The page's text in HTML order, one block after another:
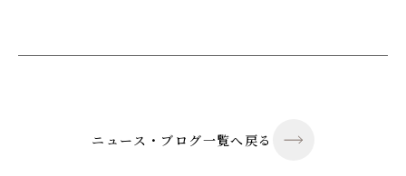
ニュース・ブログ一覧へ戻る